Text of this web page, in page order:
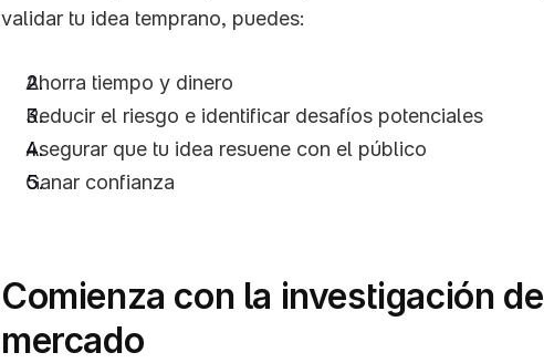
validar tu idea temprano, puedes:
Ahorra tiempo y dinero
Reducir el riesgo e identificar desafíos potenciales
Asegurar que tu idea resuene con el público
Ganar confianza
Comienza con la investigación de
mercado